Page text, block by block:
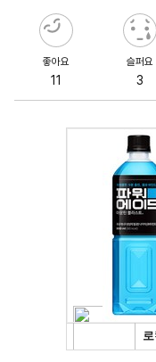
좋아요
11
슬퍼요
3